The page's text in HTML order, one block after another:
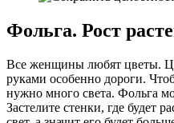
Фольга. Рост
Все женщины любят цветы.
руками особенно дороги.
нужно много света. Фольга
Застелите стенки, где будет